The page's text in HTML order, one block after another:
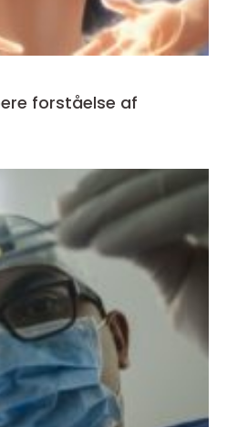
forståelse af